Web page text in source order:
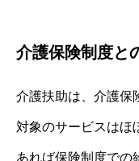
介護保険制度と
介護扶助は、介護保
対象のサービスはほ
あれば保険制度での